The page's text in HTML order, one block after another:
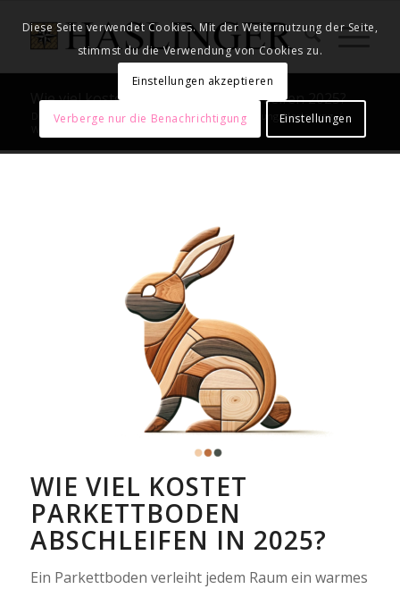
Wie viel kostet Parkettboden abschleifen 2025?
Du bist hier: Startseite / Unser Service – Sanierung, Verlegung /
Wie viel kostet Parkettboden abschleifen 2025?
WIE VIEL KOSTET
PARKETTBODEN
ABSCHLEIFEN IN 2025?
Ein Parkettboden verleiht jedem Raum ein warmes
Diese Seite verwendet Cookies. Mit der Weiternutzung der Seite,
stimmst du die Verwendung von Cookies zu.
Einstellungen akzeptieren
Verberge nur die Benachrichtigung Einstellungen